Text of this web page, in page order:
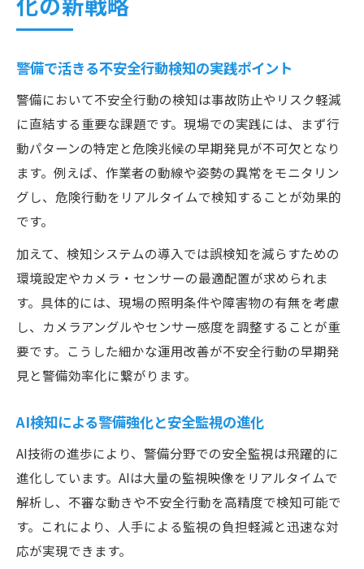
警備で活きる不安全行動検知の実践ポイント
警備において不安全行動の検知は事故防止やリスク軽減
に直結する重要な課題です。現場での実践には、まず行
動パターンの特定と危険兆候の早期発見が不可欠となり
ます。例えば、作業者の動線や姿勢の異常をモニタリン
グし、危険行動をリアルタイムで検知することが効果的
です。
加えて、検知システムの導入では誤検知を減らすための
環境設定やカメラ・センサーの最適配置が求められま
す。具体的には、現場の照明条件や障害物の有無を考慮
し、カメラアングルやセンサー感度を調整することが重
要です。こうした細かな運用改善が不安全行動の早期発
見と警備効率化に繋がります。
AI検知による警備強化と安全監視の進化
AI技術の進歩により、警備分野での安全監視は飛躍的に
進化しています。AIは大量の監視映像をリアルタイムで
解析し、不審な動きや不安全行動を高精度で検知可能で
す。これにより、人手による監視の負担軽減と迅速な対
応が実現できます。